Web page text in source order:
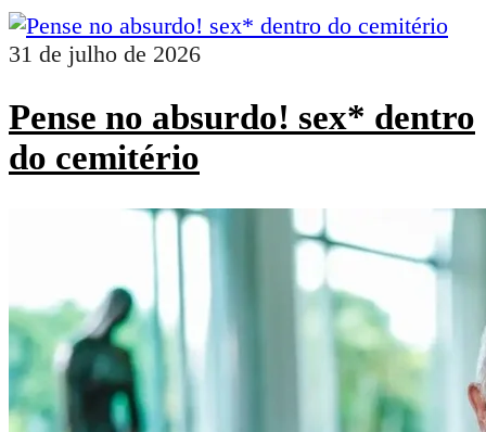
31 de julho de 2026
Pense no absurdo! sex* dentro
do cemitério